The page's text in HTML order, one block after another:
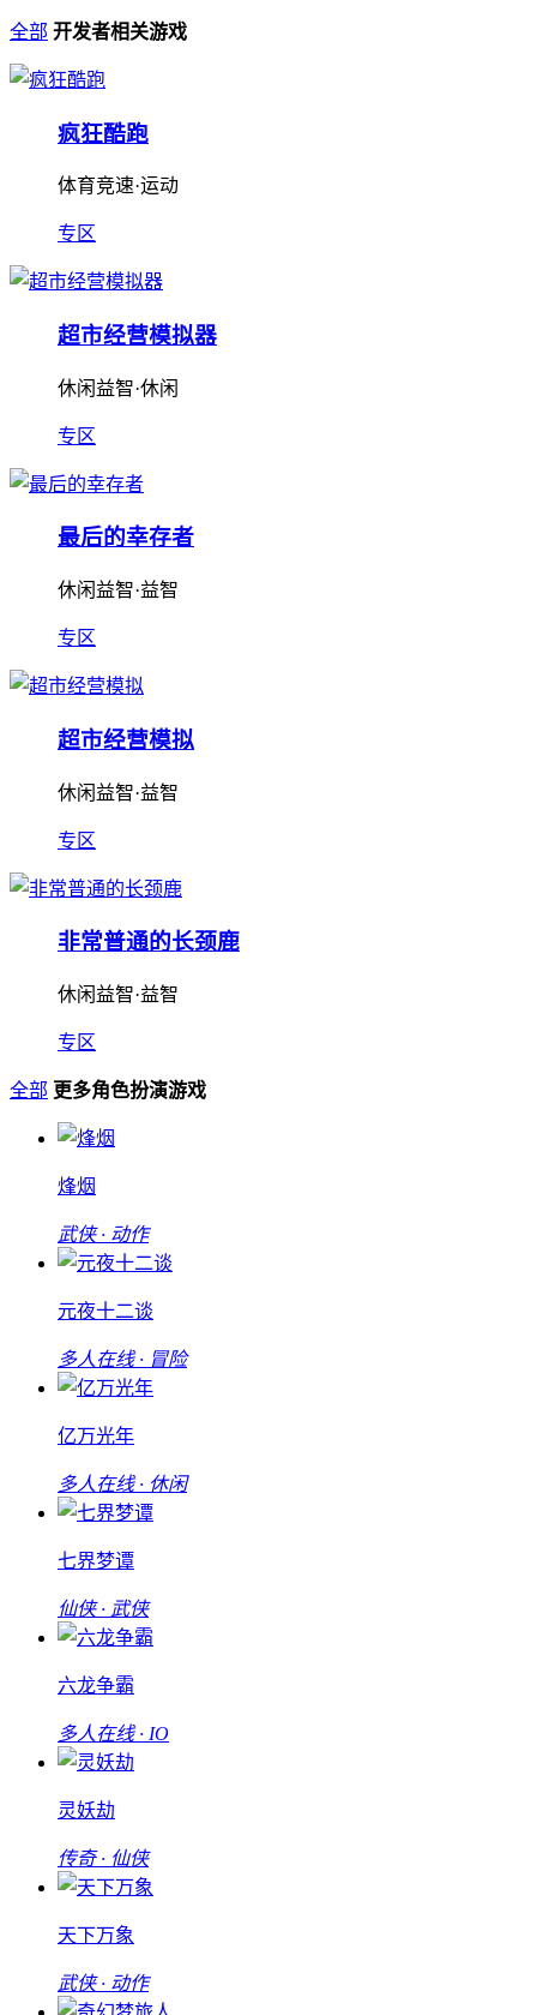
全部 开发者相关游戏
疯狂酷跑
体育竞速·运动
专区
超市经营模拟器
休闲益智·休闲
专区
最后的幸存者
休闲益智·益智
专区
超市经营模拟
休闲益智·益智
专区
非常普通的长颈鹿
休闲益智·益智
专区
全部 更多角色扮演游戏
烽烟
武侠 · 动作
元夜十二谈
多人在线 · 冒险
亿万光年
多人在线 · 休闲
七界梦谭
仙侠 · 武侠
六龙争霸
多人在线 · IO
灵妖劫
传奇 · 仙侠
天下万象
武侠 · 动作